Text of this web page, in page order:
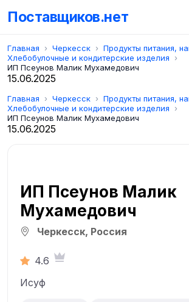
Поставщиков.нет
Главная Черкесск
Продукты питания,
Хлебобулочные и кондитерские изделия
ИП Псеунов Малик Мухамедович
15.06.2025
Главная Черкесск
Продукты питания,
Хлебобулочные и кондитерские изделия
ИП Псеунов Малик Мухамедович
15.06.2025
ИП Псеунов Малик
Мухамедович
Черкесск, Россия
4.6
Исуф